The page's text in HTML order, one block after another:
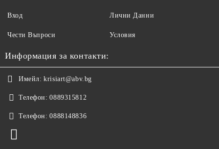
Вход
Чести Въпроси
Лични Данни
Условия
Информация за контакти:
Имейл: krisiart@abv.bg
Телефон: 0889315812
Телефон: 0888148836